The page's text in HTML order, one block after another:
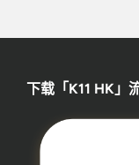
下载「K11 HK」